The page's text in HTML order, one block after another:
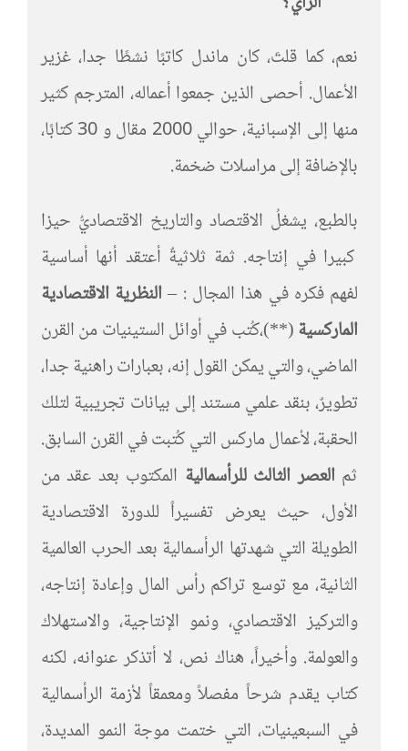
نعم، كما قلتَ، كان ماندل كاتبًا نشطًا جدا، غزير
الأعمال. أحصى الذين جمعوا أعماله، المترجم كثير
منها إلى الإسبانية، حوالي 2000 مقال و 30 كتابًا،
بالإضافة إلى مراسلات ضخمة.
بالطبع، يشغلُ الاقتصاد والتاريخ الاقتصاديُّ حيزا
كبيرا في إنتاجه. ثمة ثلاثيةٌ أعتقد أنها أساسية
لفهم فكره في هذا المجال : –النظرية الاقتصادية
الماركسية(**)،كُتب في أوائل الستينيات من القرن
الماضي، والتي يمكن القول إنه، بعبارات راهنية جدا،
تطويرٌ، بنقد علمي مستند إلى بيانات تجريبية لتلك
الحقبة، لأعمال ماركس التي كُتبت في القرن السابق.
ثمالعصر الثالث للرأسمالية المكتوب بعد عقد من
الأول، حيث يعرض تفسيراً للدورة الاقتصادية
الطويلة التي شهدتها الرأسمالية بعد الحرب العالمية
الثانية، مع توسع تراكم رأس المال وإعادة إنتاجه،
والتركيز الاقتصادي، ونمو الإنتاجية، والاستهلاك
والعولمة. وأخيراً، هناك نص، لا أتذكر عنوانه، لكنه
كتاب يقدم شرحاً مفصلاً ومعمقاً لأزمة الرأسمالية
في السبعينيات، التي ختمت موجة النمو المديدة،